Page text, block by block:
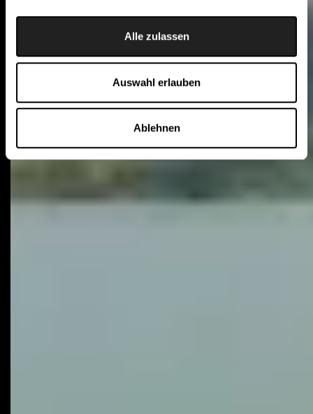
Alle zulassen
Auswahl erlauben
Ablehnen